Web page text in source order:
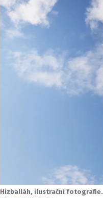
Hizballáh, ilustrační fotografie.